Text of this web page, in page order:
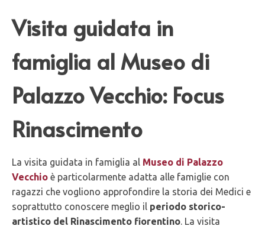
Visita guidata in
famiglia al Museo di
Palazzo Vecchio: Focus
Rinascimento
La visita guidata in famiglia al Museo di Palazzo
Vecchio è particolarmente adatta alle famiglie con
ragazzi che vogliono approfondire la storia dei Medici e
soprattutto conoscere meglio il periodo storico-
artistico del Rinascimento fiorentino. La visita